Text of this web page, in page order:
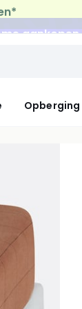
aankopen
Opberging